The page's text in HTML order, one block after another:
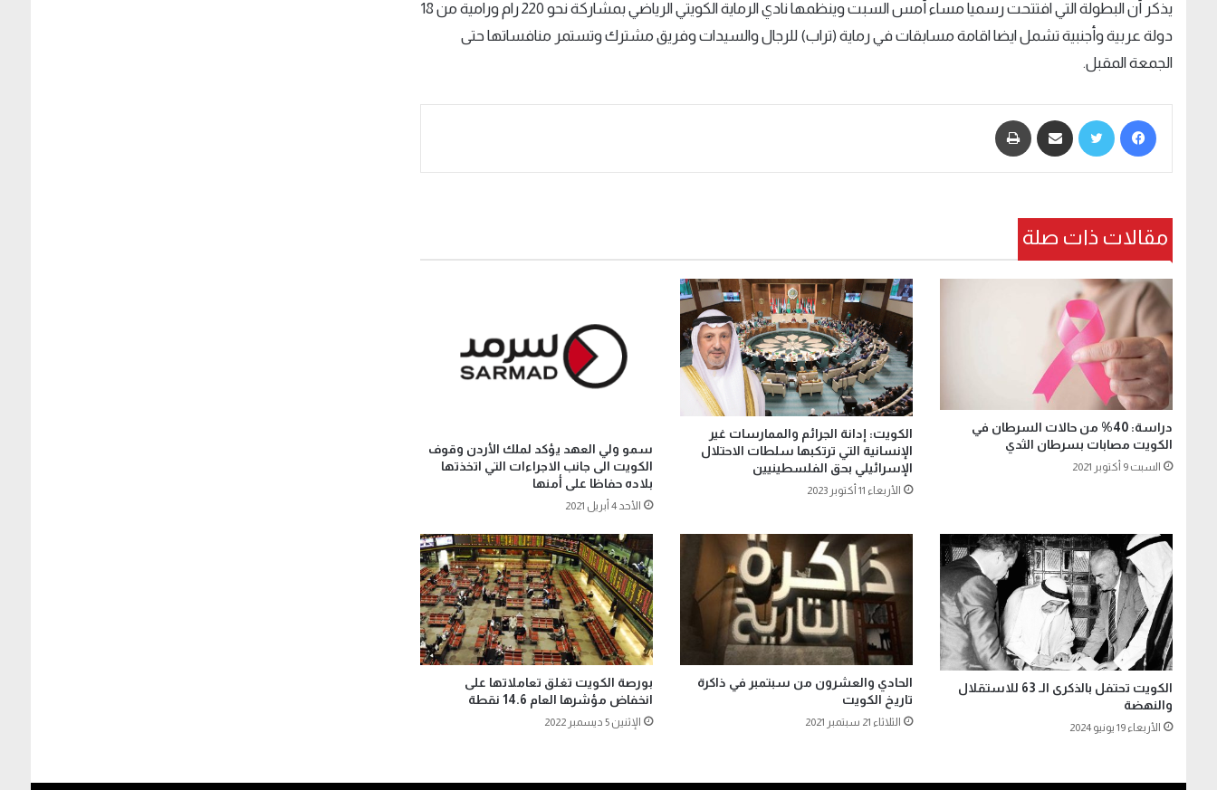
يذكر أن البطولة التي افتتحت رسميا مساء أمس السبت وينظمها نادي الرماية الكويتي الرياضي بمشاركة نحو 220 رام ورامية من 18
دولة عربية وأجنبية تشمل ايضا اقامة مسابقات في رماية(تراب) للرجال والسيدات وفريق مشترك وتستمر منافساتها حتى
الجمعة المقبل.
مقالات ذات صلة
دراسة: 40% من حالات السرطان في
الكويت مصابات بسرطان الثدي
السبت 9 أكتوبر 2021
الكويت: إدانة الجرائم والممارسات غير
الإنسانية التي ترتكبها سلطات الاحتلال
الإسرائيلي بحق الفلسطينيين
الأربعاء 11 أكتوبر 2023
سمو ولي العهد يؤكد لملك الأردن وقوف
الكويت الى جانب الاجراءات التي اتخذتها
بلاده حفاظا على أمنها
الأحد 4 أبريل 2021
الكويت تحتفل بالذكرى الـ 63 للاستقلال
والنهضة
الأربعاء 19 يونيو 2024
الحادي والعشرون من سبتمبر في ذاكرة
تاريخ الكويت
الثلاثاء 21 سبتمبر 2021
بورصة الكويت تغلق تعاملاتها على
انخفاض مؤشرها العام 14.6 نقطة
الإثنين 5 ديسمبر 2022